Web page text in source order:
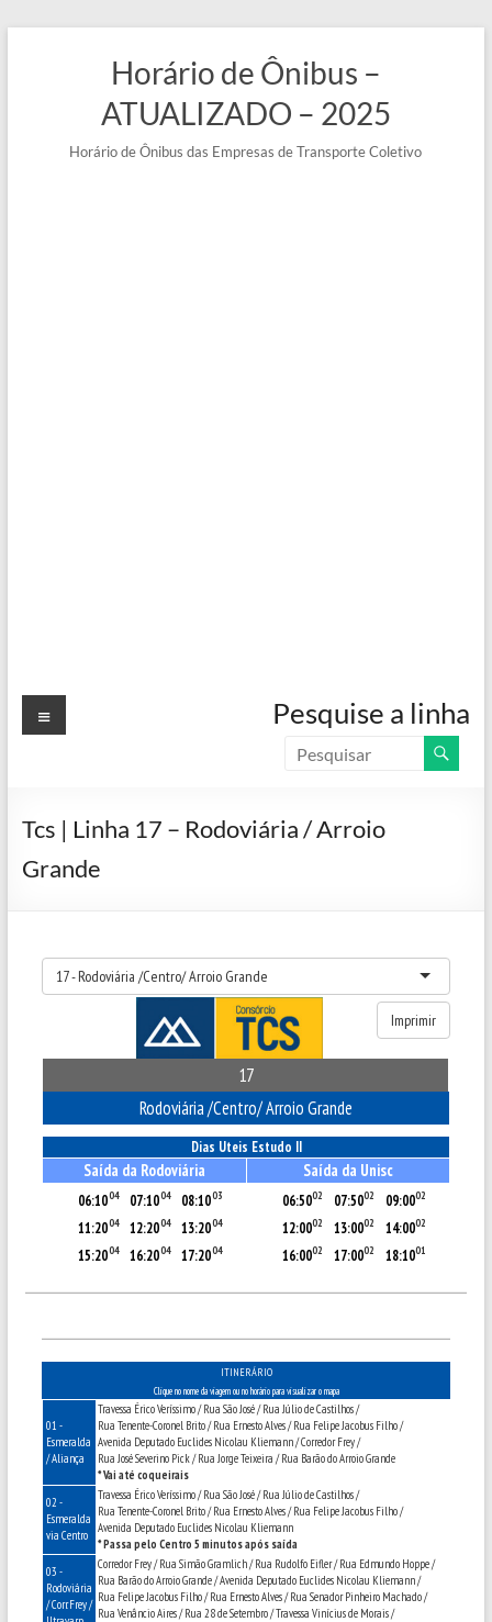
Horário de Ônibus –
ATUALIZADO – 2025
Horário de Ônibus das Empresas de Transporte Coletivo
Pesquise a linha
Menu
Tcs | Linha 17 – Rodoviária / Arroio
Grande